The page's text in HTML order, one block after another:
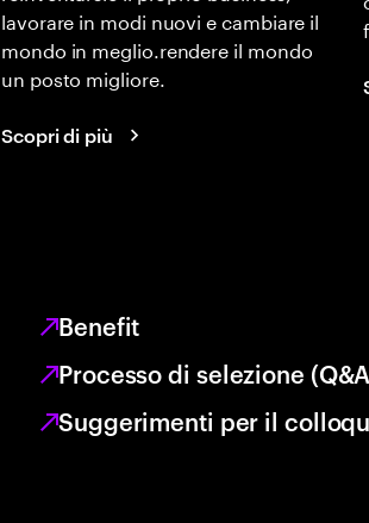
lavorare in modi nuovi e cambiare il
mondo in meglio.rendere il mondo
un posto migliore.
Scopri di più
Benefit
Processo di selezione
Suggerimenti per il